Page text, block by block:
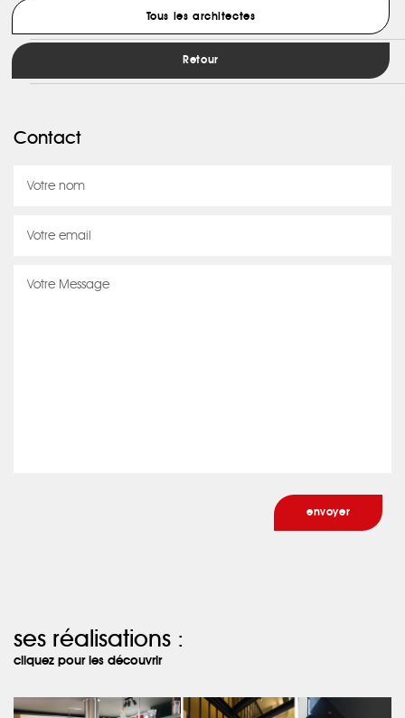
Tous les architectes
Retour
Contact
ses réalisations :
cliquez pour les découvrir